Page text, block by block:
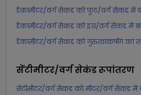
डेकामीटर/वर्ग सेकंड को फुट/वर्ग सेकंड में
डेकामीटर/वर्ग सेकंड को इंच/वर्ग सेकंड में
डेकामीटर/वर्ग सेकंड को गुरुत्वाकर्षण का
सेंटीमीटर/वर्ग सेकंडरूपांतरण
सेंटीमीटर/वर्ग सेकंड को मीटर/वर्ग सेकंड